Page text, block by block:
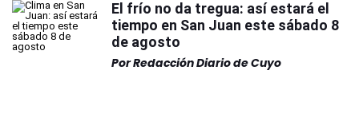
El frío no da tregua: así estará el
tiempo en San Juan este sábado 8
de agosto
PorRedacción Diario de Cuyo